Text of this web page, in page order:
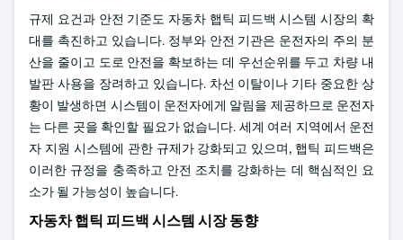
규제 요건과 안전 기준도 자동차 햅틱 피드백 시스템 시장의 확
대를 촉진하고 있습니다. 정부와 안전 기관은 운전자의 주의 분
산을 줄이고 도로 안전을 확보하는 데 우선순위를 두고 차량 내
발판 사용을 장려하고 있습니다. 차선 이탈이나 기타 중요한 상
황이 발생하면 시스템이 운전자에게 알림을 제공하므로 운전자
는 다른 곳을 확인할 필요가 없습니다. 세계 여러 지역에서 운전
자 지원 시스템에 관한 규제가 강화되고 있으며, 햅틱 피드백은
이러한 규정을 충족하고 안전 조치를 강화하는 데 핵심적인 요
소가 될 가능성이 높습니다.
자동차 햅틱 피드백 시스템 시장 동향